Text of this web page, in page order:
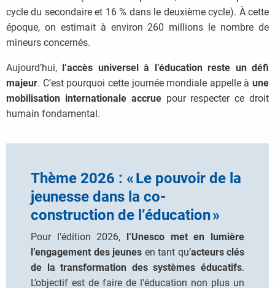
cycle du secondaire et 16 % dans le deuxième cycle). À cette
époque, on estimait à environ 260 millions le nombre de
mineurs concernés.
Aujourd’hui,
l’accès universel à l’éducation reste un défi
majeur. C’est pourquoi cette journée mondiale appelle à une
mobilisation internationale accruepour respecter ce droit
humain fondamental.
Thème 2026 : « Le pouvoir de la
jeunesse dans la co-
construction de l’éducation »
Pour l’édition 2026,
l’Unesco met en lumière
l’engagement des jeunes en tant qu’acteurs clés
de la transformation des systèmes éducatifs.
L’objectif est de faire de l’éducation non plus un